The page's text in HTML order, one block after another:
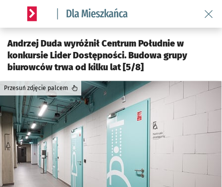
Serwis informacyjny wroclaw.pl podserwis: Dla mieszkańca
Andrzej Duda wyróżnił Centrum Południe w
konkursie Lider Dostępności. Budowa grupy
biurowców trwa od kilku lat [5/8]
Przesuń zdjęcie palcem